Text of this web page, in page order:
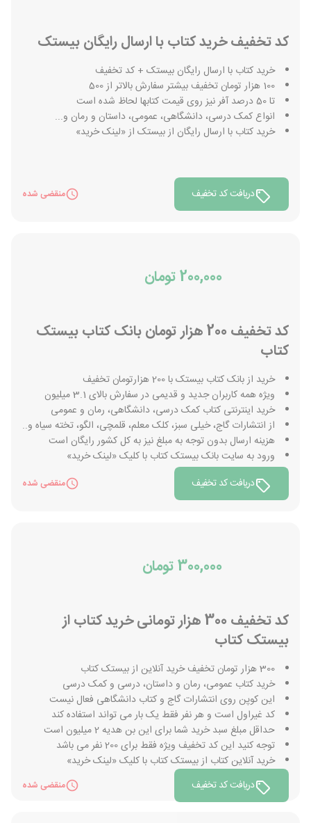
کد تخفیف خرید کتاب با ارسال رایگان بیستک
خرید کتاب با ارسال رایگان بیستک + کد تخفیف
100 هزار تومان تخفیف بیشتر سفارش بالاتر از 500
تا 50 درصد آفر نیز روی قیمت کتابها لحاظ شده است
انواع کمک درسی، دانشگاهی، عمومی، داستان و رمان و...
خرید کتاب با ارسال رایگان از بیستک از «لینک خرید»
دریافت کد تخفیف منقضی شده
200,000 تومان
کد تخفیف 200 هزار تومان بانک کتاب بیستک
کتاب
خرید از بانک کتاب بیستک با 200 هزارتومان تخفیف
ویژه همه کاربران جدید و قدیمی در سفارش بالای 3.1 میلیون
خرید اینترنتی کتاب کمک درسی، دانشگاهی، رمان و عمومی
از انتشارات گاج، خیلی سبز، کلک معلم، قلمچی، الگو، تخته سیاه و..
هزینه ارسال بدون توجه به مبلغ نیز به کل کشور رایگان است
ورود به سایت بانک بیستک کتاب با کلیک «لینک خرید»
دریافت کد تخفیف
منقضی شده
300,000 تومان
کد تخفیف 300 هزار تومانی خرید کتاب از
بیستک کتاب
300 هزار تومان تخفیف خرید آنلاین از بیستک کتاب
خرید کتاب عمومی، رمان و داستان، درسی و کمک درسی
این کوپن روی انتشارات گاج و کتاب دانشگاهی فعال نیست
کد غیراول است و هر نفر فقط یک بار می تواند استفاده کند
حداقل مبلغ سبد خرید شما برای این بن هدیه 2 میلیون است
توجه کنید این کد تخفیف ویژه فقط برای 200 نفر می باشد
خرید آنلاین کتاب از بیستک کتاب با کلیک «لینک خرید»
دریافت کد تخفیف
منقضی شده